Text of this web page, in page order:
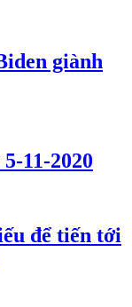
giành
11-2020
để tiến tới